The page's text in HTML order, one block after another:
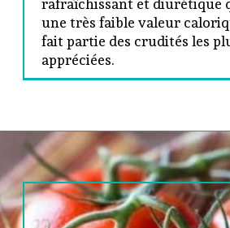
rafraîchissant et diurétique
une très faible valeur
fait partie des crudités les
appréciées.